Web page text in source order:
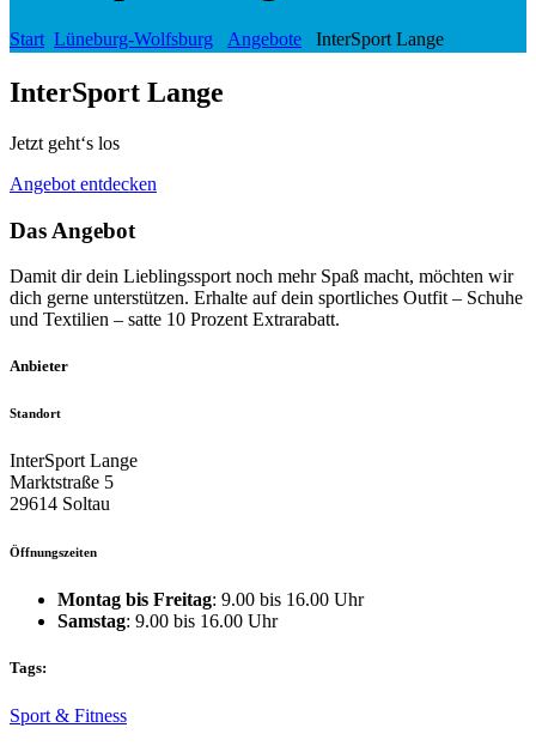
Start Lüneburg-Wolfsburg Angebote InterSport Lange
InterSport Lange
Jetzt geht‘s los
Angebot entdecken
Das Angebot
Damit dir dein Lieblingssport noch mehr Spaß macht, möchten wir
dich gerne unterstützen. Erhalte auf dein sportliches Outfit – Schuhe
und Textilien – satte 10 Prozent Extrarabatt.
Anbieter
Standort
InterSport Lange
Marktstraße 5
29614 Soltau
Öffnungszeiten
Montag bis Freitag: 9.00 bis 16.00 Uhr
Samstag: 9.00 bis 16.00 Uhr
Tags:
Sport & Fitness